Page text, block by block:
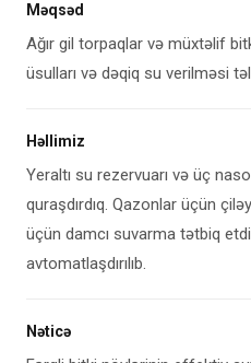
Məqsəd
Ağır gil torpaqlar və müxtəlif
üsulları və dəqiq su verilməsi
Həllimiz
Yeraltı su rezervuarı və üç
quraşdırdıq. Qazonlar üçün
üçün damcı suvarma tətbiq
avtomatlaşdırılıb.
Nəticə